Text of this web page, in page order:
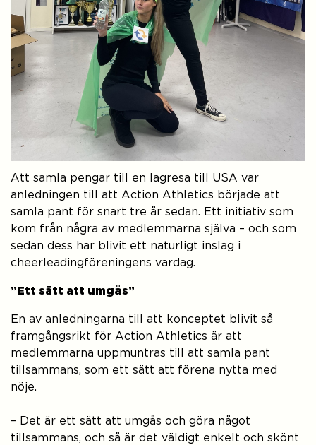
Att samla pengar till en lagresa till USA var
anledningen till att Action Athletics började att
samla pant för snart tre år sedan. Ett initiativ som
kom från några av medlemmarna själva – och som
sedan dess har blivit ett naturligt inslag i
cheerleadingföreningens vardag.
”Ett sätt att umgås”
En av anledningarna till att konceptet blivit så
framgångsrikt för Action Athletics är att
medlemmarna uppmuntras till att samla pant
tillsammans, som ett sätt att förena nytta med
nöje.
– Det är ett sätt att umgås och göra något
tillsammans, och så är det väldigt enkelt och skönt